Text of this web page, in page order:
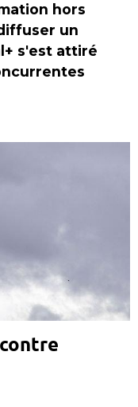
hors
un
s'est attiré